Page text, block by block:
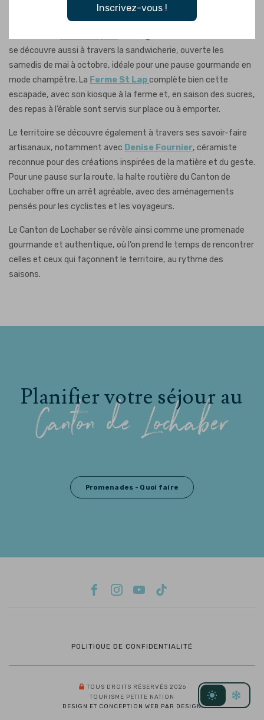
Inscrivez-vous !
assiette de saveurs locales. À laBergerie Bouwman
, l’élevage ovin côtoie de savoureux produits d’érable.
se découvre aussi à travers la sandwicherie, ouverte les
samedis de mai à octobre, idéale pour une pause gourmande en
mode champêtre. La Ferme St Lapcomplète bien cette
escapade, avec son kiosque à la ferme et, en saison des sucres,
des repas à l’érable sont servis sur place ou à emporter.
Le territoire se découvre également à travers ses savoir-faire
artisanaux, notamment avec Denise Fournier, céramiste
reconnue pour des créations inspirées de la matière et du geste.
Pour une pause sur la route, la halte routière du Canton de
Lochaber offre un arrêt agréable, avec des aménagements
pensés pour les cyclistes et les voyageurs.
Le Canton de Lochaber se révèle ainsi comme une promenade
gourmande et authentique, où l’on prend le temps de rencontrer
celles et ceux qui façonnent le territoire, au rythme des
saisons.
Planifier votre séjour au
Canton de Lochaber
Promenades - Quoi faire
TOUS DROITS RÉSERVÉS 2026
TOURISME PETITE NATION
DESIGN ET CONCEPTION WEB PAR DESIGN
POLITIQUE DE CONFIDENTIALITÉ